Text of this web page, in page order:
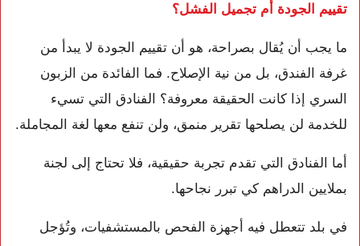
تقييم الجودة أم تجميل الفشل؟
ما يجب أن يُقال بصراحة، هو أن تقييم الجودة لا يبدأ من
غرفة الفندق، بل من نية الإصلاح. فما الفائدة من الزبون
السري إذا كانت الحقيقة معروفة؟ الفنادق التي تسيء
للخدمة لن يصلحها تقرير منمق، ولن تنفع معها لغة المجاملة.
أما الفنادق التي تقدم تجربة حقيقية، فلا تحتاج إلى لجنة
بملايين الدراهم كي تبرر نجاحها.
في بلد تتعطل فيه أجهزة الفحص بالمستشفيات، وتُؤجل